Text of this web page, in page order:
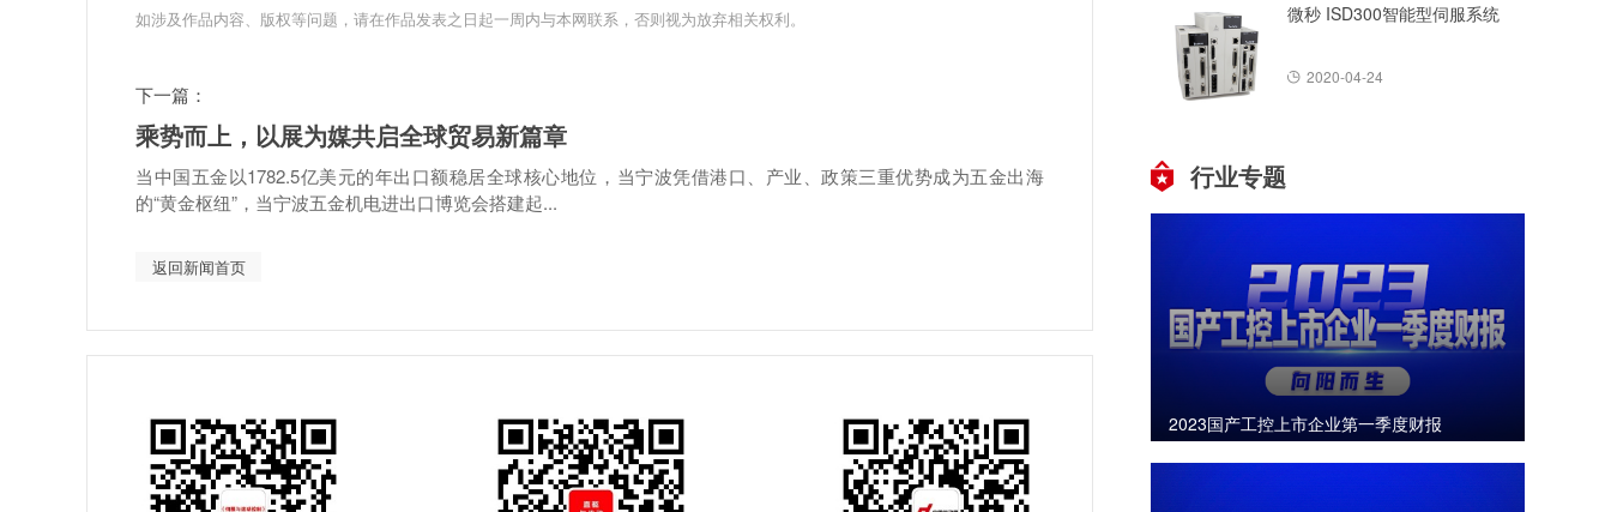
如涉及作品内容、版权等问题，请在作品发表之日起一周内与本网联系，否则视为放弃相关权利。
下一篇：
乘势而上，以展为媒共启全球贸易新篇章
当中国五金以1782.5亿美元的年出口额稳居全球核心地位，当宁波凭借港口、产业、政策三重优势成为五金出海
的“黄金枢纽”，当宁波五金机电进出口博览会搭建起...
返回新闻首页
微秒 ISD300智能型伺服系统
2020-04-24
行业专题
2023国产工控上市企业第一季度财报